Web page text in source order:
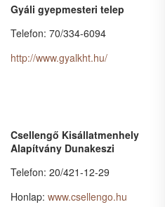
Gyáli gyepmesteri telep
Telefon: 70/334-6094
http://www.gyalkht.hu/
Csellengő Kisállatmenhely
Alapítvány Dunakeszi
Telefon: 20/421-12-29
Honlap:www.csellengo.hu